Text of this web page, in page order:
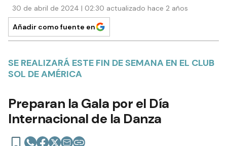
30 de abril de 2024 | 02:30 actualizado hace 2 años
Añadir como fuente en
SE REALIZARÁ ESTE FIN DE SEMANA EN EL CLUB
SOL DE AMÉRICA
Preparan la Gala por el Día
Internacional de la Danza